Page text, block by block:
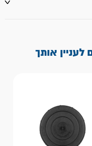
לעניין אותך